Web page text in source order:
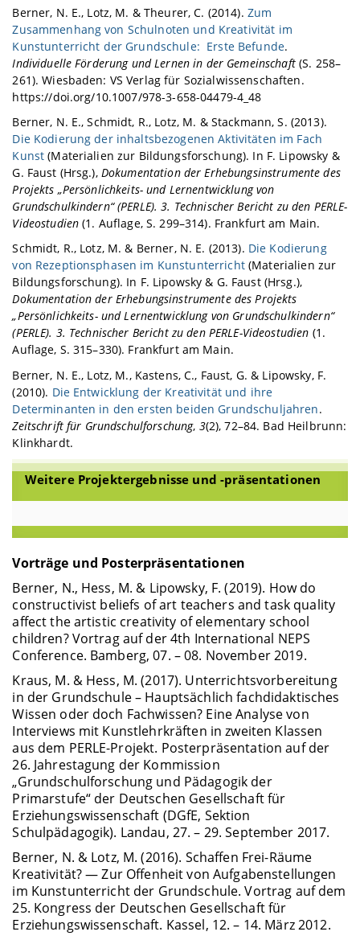
Berner, N. E., Lotz, M. & Theurer, C. (2014). Zum
Zusammenhang von Schulnoten und Kreativität im
Kunstunterricht der Grundschule: Erste Befunde.
Individuelle Förderung und Lernen in der Gemeinschaft(S. 258–
261). Wiesbaden: VS Verlag für Sozialwissenschaften.
https://doi.org/10.1007/978-3-658-04479-4_48
Berner, N. E., Schmidt, R., Lotz, M. & Stackmann, S. (2013).
Die Kodierung der inhaltsbezogenen Aktivitäten im Fach
Kunst (Materialien zur Bildungsforschung). In F. Lipowsky &
G. Faust (Hrsg.), Dokumentation der Erhebungsinstrumente des
Projekts „Persönlichkeits- und Lernentwicklung von
Grundschulkindern“ (PERLE). 3. Technischer Bericht zu den PERLE-
Videostudien (1. Auflage, S. 299–314). Frankfurt am Main.
Schmidt, R., Lotz, M. & Berner, N. E. (2013). Die Kodierung
von Rezeptionsphasen im Kunstunterricht(Materialien zur
Bildungsforschung). In F. Lipowsky & G. Faust (Hrsg.),
Dokumentation der Erhebungsinstrumente des Projekts
„Persönlichkeits- und Lernentwicklung von Grundschulkindern“
(PERLE). 3. Technischer Bericht zu den PERLE-Videostudien (1.
Auflage, S. 315–330). Frankfurt am Main.
Berner, N. E., Lotz, M., Kastens, C., Faust, G. & Lipowsky, F.
(2010). Die Entwicklung der Kreativität und ihre
Determinanten in den ersten beiden Grundschuljahren.
Zeitschrift für Grundschulforschung, 3(2), 72–84. Bad Heilbrunn:
Klinkhardt.
Weitere Projektergebnisse und -präsentationen
Vorträge und Posterpräsentationen
Berner, N., Hess, M. & Lipowsky, F. (2019). How do
constructivist beliefs of art teachers and task quality
affect the artistic creativity of elementary school
children? Vortrag auf der 4th International NEPS
Conference. Bamberg, 07. – 08. November 2019.
Kraus, M. & Hess, M. (2017). Unterrichtsvorbereitung
in der Grundschule – Hauptsächlich fachdidaktisches
Wissen oder doch Fachwissen? Eine Analyse von
Interviews mit Kunstlehrkräften in zweiten Klassen
aus dem PERLE-Projekt. Posterpräsentation auf der
26. Jahrestagung der Kommission
„Grundschulforschung und Pädagogik der
Primarstufe“ der Deutschen Gesellschaft für
Erziehungswissenschaft (DGfE, Sektion
Schulpädagogik). Landau, 27. – 29. September 2017.
Berner, N. & Lotz, M. (2016). Schaffen Frei-Räume
Kreativität? — Zur Offenheit von Aufgabenstellungen
im Kunstunterricht der Grundschule. Vortrag auf dem
25. Kongress der Deutschen Gesellschaft für
Erziehungswissenschaft. Kassel, 12. – 14. März 2012.